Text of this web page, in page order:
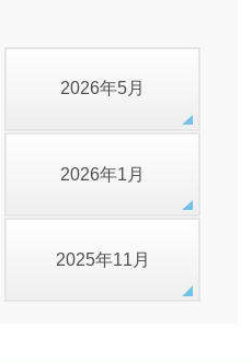
2026年5月
2026年1月
2025年11月